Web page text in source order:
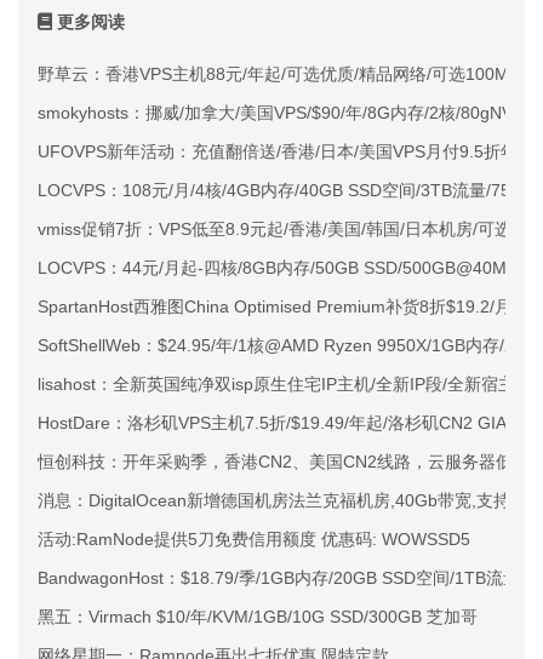
更多阅读
野草云：香港VPS主机88元/年起/可选优质/精品网络/可选100M不
smokyhosts：挪威/加拿大/美国VPS/$90/年/8G内存/2核/
UFOVPS新年活动：充值翻倍送/香港/日本/美国VPS月付9.5折年
LOCVPS：108元/月/4核/4GB内存/40GB SSD空间/3TB流量/
vmiss促销7折：VPS低至8.9元起/香港/美国/韩国/日本机房/可选
LOCVPS：44元/月起-四核/8GB内存/50GB SSD/
SpartanHost西雅图China Optimised Premium补货8折$19.2/月起
SoftShellWeb：$24.95/年/1核@AMD Ryzen 9950X/1GB内存/
lisahost：全新英国纯净双isp原生住宅IP主机/全新IP段/全新宿主机
HostDare：洛杉矶VPS主机7.5折/$19.49/年起/洛杉矶CN2 GIA/日
恒创科技：开年采购季，香港CN2、美国CN2线路，云服务器低至
消息：DigitalOcean新增德国机房法兰克福机房,40Gb带宽,支持IPv6
活动:RamNode提供5刀免费信用额度 优惠码: WOWSSD5
BandwagonHost：$18.79/季/1GB内存/20GB SSD空间/1TB流量/
黑五：Virmach $10/年/KVM/1GB/10G SSD/300GB 芝加哥